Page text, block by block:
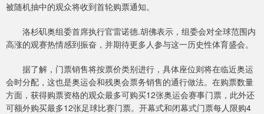
被随机抽中的观众将收到首轮购票通知。
洛杉矶奥组委首席执行官雷诺德.胡佛表示，组委会对全球范围内
高涨的观赛热情感到振奋，并期待更多人参与这一历史性体育盛会。
据了解，门票销售将按票价类别进行，具体座位则将在临近奥运
会时分配，这也是奥运会和残奥会票务销售的通行做法。在购票数量
方面，获得购票资格的观众最多可购买12张奥运会赛事门票，此外还
可额外购买最多12张足球比赛门票。开幕式和闭幕式门票每人限购4